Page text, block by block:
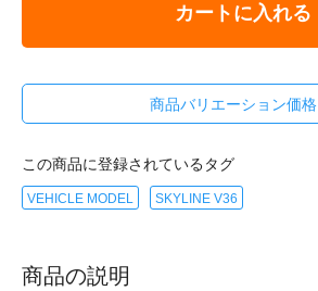
カートに入れる
商品バリエーション価格
この商品に登録されているタグ
VEHICLE MODEL SKYLINE V36
商品の説明